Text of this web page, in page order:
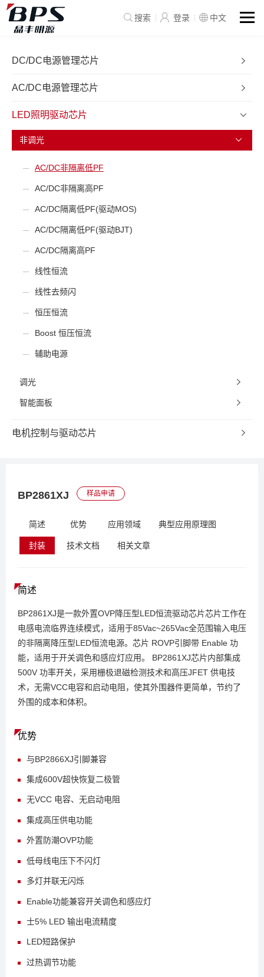
搜索 登录 中文
DC/DC电源管理芯片
AC/DC电源管理芯片
LED照明驱动芯片
非调光
AC/DC非隔离低PF
AC/DC非隔离高PF
AC/DC隔离低PF(驱动MOS)
AC/DC隔离低PF(驱动BJT)
AC/DC隔离高PF
线性恒流
线性去频闪
恒压恒流
Boost 恒压恒流
辅助电源
调光
智能面板
电机控制与驱动芯片
BP2861XJ 样品申请
简述 优势 应用领域 典型应用原理图
封装 技术文档 相关文章
简述
BP2861XJ是一款外置OVP降压型LED恒流驱动芯片芯片工作在
电感电流临界连续模式，适用于85Vac~265Vac全范围输入电压
的非隔离降压型LED恒流电源。芯片 ROVP引脚带 Enable 功
能，适用于开关调色和感应灯应用。 BP2861XJ芯片内部集成
500V 功率开关，采用栅极退磁检测技术和高压JFET 供电技
术，无需VCC电容和启动电阻，使其外围器件更简单，节约了
外围的成本和体积。
优势
与BP2866XJ引脚兼容
集成600V超快恢复二极管
无VCC 电容、无启动电阻
集成高压供电功能
外置防潮OVP功能
低母线电压下不闪灯
多灯并联无闪烁
Enable功能兼容开关调色和感应灯
士5% LED 输出电流精度
LED短路保护
过热调节功能